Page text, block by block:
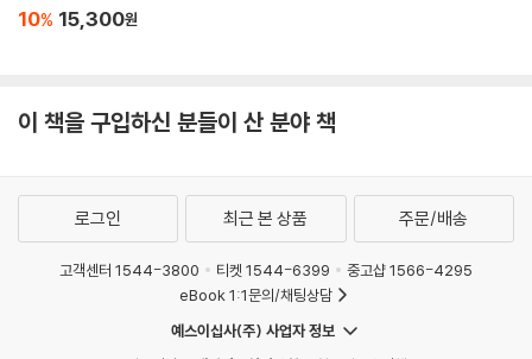
10% 15,300원
이 책을 구입하신 분들이 산 분야 책
로그인 최근 본 상품 주문/배송
고객센터 1544-3800 티켓 1544-6399
중고샵 1566-4295
eBook 1:1문의/채팅상담
예스이십사(주) 사업자 정보